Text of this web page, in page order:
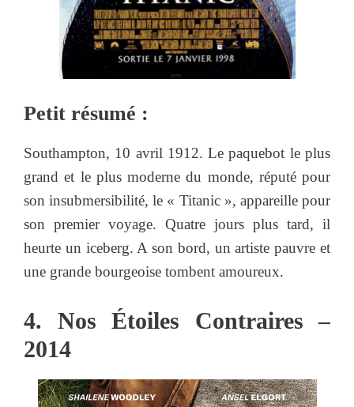
Petit résumé :
Southampton, 10 avril 1912. Le paquebot le plus
grand et le plus moderne du monde, réputé pour
son insubmersibilité, le « Titanic », appareille pour
son premier voyage. Quatre jours plus tard, il
heurte un iceberg. A son bord, un artiste pauvre et
une grande bourgeoise tombent amoureux.
4. Nos Étoiles Contraires –
2014